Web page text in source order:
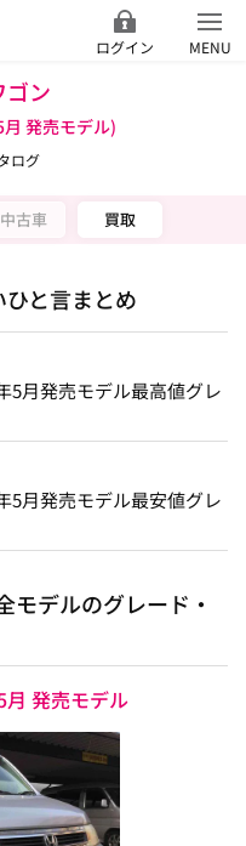
ログイン MENU
ゴン
発売モデル)
ログ
中古車 買取
と言まとめ
5月発売モデル最高値グレ
5月発売モデル最安値グレ
モデルのグレード・
発売モデル